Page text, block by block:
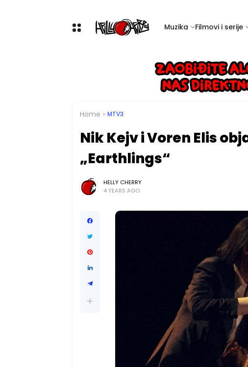
Muzika Filmovi i serije
Home MTV3
Nik Kejv i Voren Elis
„Earthlings“
HELLY CHERRY
4 YEARS AGO